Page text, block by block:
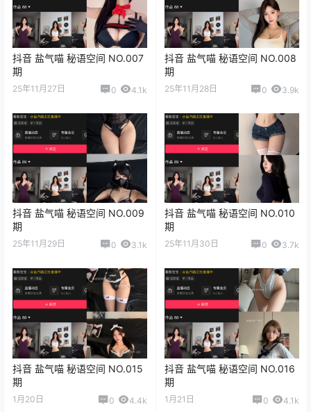
抖音 盐气喵 秘语空间 NO.007
期
25年11月27日 0 4.1k
抖音 盐气喵 秘语空间 NO.008
期
25年11月28日 0 3.9k
抖音 盐气喵 秘语空间 NO.009
期
25年11月29日 0 3.1k
抖音 盐气喵 秘语空间 NO.010
期
25年11月30日 0 3.7k
抖音 盐气喵 秘语空间 NO.015
期
1月20日 0 4.4k
抖音 盐气喵 秘语空间 NO.016
期
1月21日 0 4.1k